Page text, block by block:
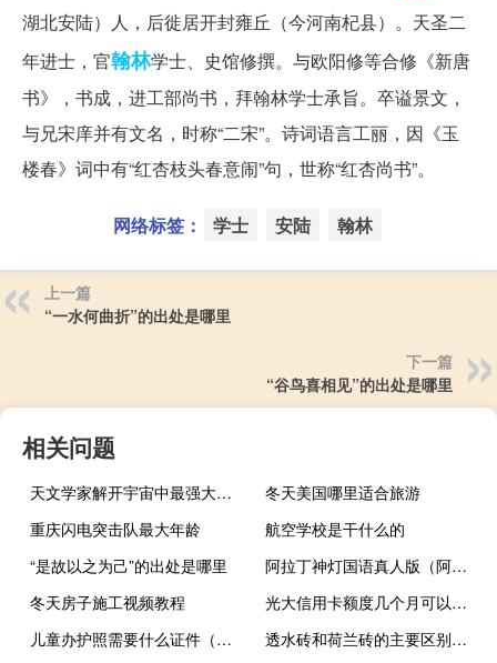
湖北安陆）人，后徙居开封雍丘（今河南杞县）。天圣二
年进士，官翰林学士、史馆修撰。与欧阳修等合修《新唐
书》，书成，进工部尚书，拜翰林学士承旨。卒谥景文，
与兄宋庠并有文名，时称“二宋”。诗词语言工丽，因《玉
楼春》词中有“红杏枝头春意闹”句，世称“红杏尚书”。
网络标签： 学士 安陆 翰林
上一篇
“一水何曲折”的出处是哪里
下一篇
“谷鸟喜相见”的出处是哪里
相关问题
天文学家解开宇宙中最强大的物体类星体的60年之谜
冬天美国哪里适合旅游
重庆闪电突击队最大年龄
航空学校是干什么的
“是故以之为己”的出处是哪里
阿拉丁神灯国语真人版（阿拉丁神灯国语）
冬天房子施工视频教程
光大信用卡额度几个月可以提额（光大信用卡额度怎么样）
儿童办护照需要什么证件（儿童办理护照流程 孩子不到6周岁 用比用带孩子亲自去 需要准）
透水砖和荷兰砖的主要区别是什么？